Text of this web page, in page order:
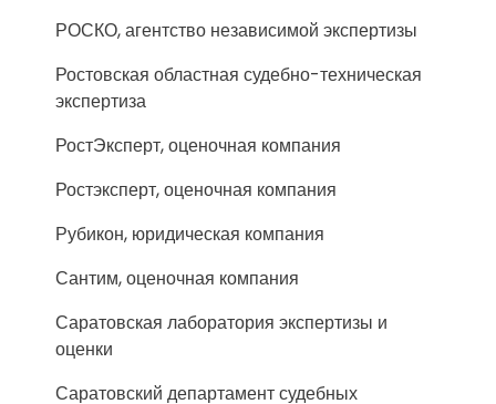
РОСКО, агентство независимой экспертизы
Ростовская областная судебно-техническая
экспертиза
РостЭксперт, оценочная компания
Ростэксперт, оценочная компания
Рубикон, юридическая компания
Сантим, оценочная компания
Саратовская лаборатория экспертизы и
оценки
Саратовский департамент судебных